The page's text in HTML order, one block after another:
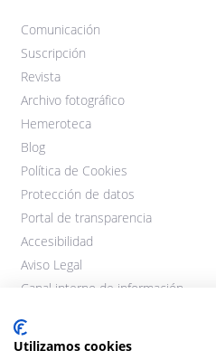
Comunicación
Suscripción
Revista
Archivo fotográfico
Hemeroteca
Blog
Política de Cookies
Protección de datos
Portal de transparencia
Accesibilidad
Aviso Legal
Canal interno de información
Utilizamos cookies